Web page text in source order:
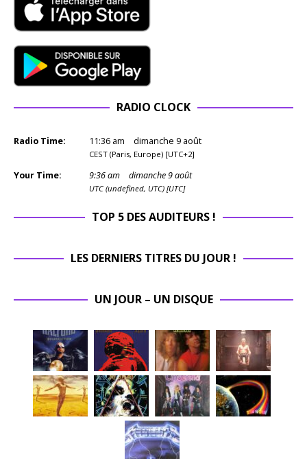
RADIO CLOCK
Radio Time: 11:36 am dimanche 9 août
CEST (Paris, Europe) [UTC+2]
Your Time: 9:36am dimanche 9 août
UTC (undefined, UTC) [UTC]
TOP 5 DES AUDITEURS !
LES DERNIERS TITRES DU JOUR !
UN JOUR – UN DISQUE